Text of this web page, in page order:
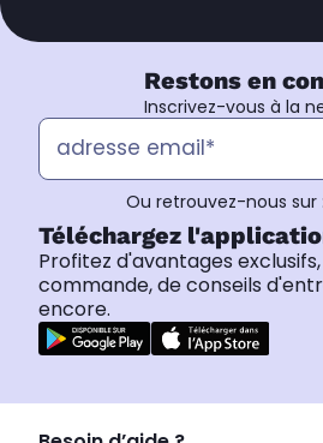
Restons en
Inscrivez-vous à la
Ou retrouvez-nous sur :
Téléchargez
Profitez d'avantages
commande, de conseils
encore.